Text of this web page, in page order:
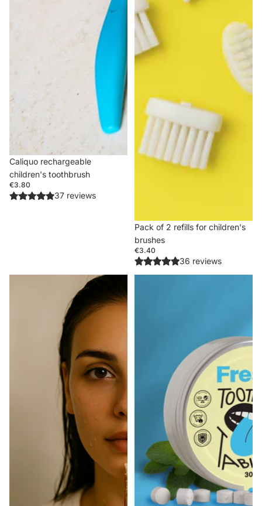
Caliquo rechargeable
children's toothbrush
€3.80
37 reviews
Pack of 2 refills for children's
brushes
€3.40
36 reviews